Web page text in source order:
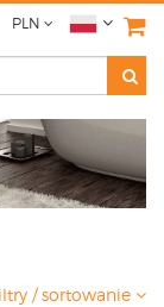
PLN
/ sortowanie